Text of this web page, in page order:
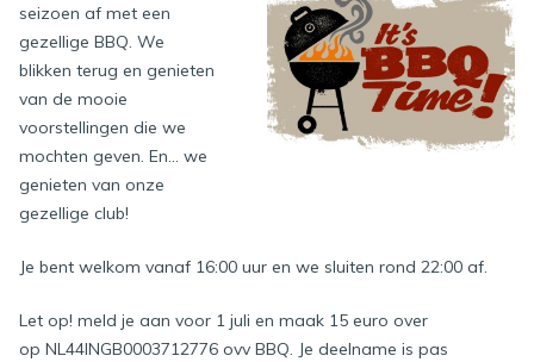
seizoen af met een
gezellige BBQ. We
blikken terug en genieten
van de mooie
voorstellingen die we
mochten geven. En... we
genieten van onze
gezellige club!
Je bent welkom vanaf 16:00 uur en we sluiten rond 22:00 af.
Let op! meld je aan voor 1 juli en maak 15 euro over
op NL44INGB0003712776 ovv BBQ. Je deelname is pas